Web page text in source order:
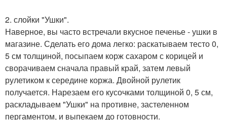
2. слойки "Ушки".
Наверное, вы часто встречали вкусное печенье - ушки в
магазине. Сделать его дома легко: раскатываем тесто 0,
5 см толщиной, посыпаем корж сахаром с корицей и
сворачиваем сначала правый край, затем левый
рулетиком к середине коржа. Двойной рулетик
получается. Нарезаем его кусочками толщиной 0, 5 см,
раскладываем "Ушки" на противне, застеленном
пергаментом, и выпекаем до готовности.